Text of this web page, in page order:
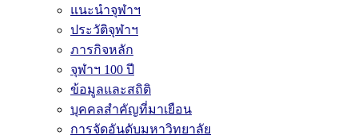
แนะนำจุฬาฯ
ประวัติจุฬาฯ
ภารกิจหลัก
จุฬาฯ 100 ปี
ข้อมูลและสถิติ
บุคคลสำคัญที่มาเยือน
การจัดอันดับมหาวิทยาลัย